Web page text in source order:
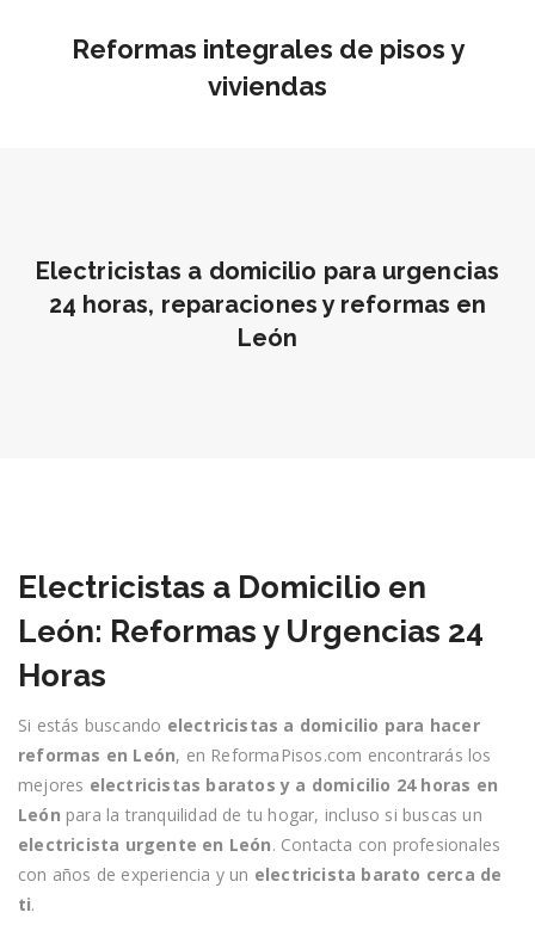
Reformas integrales de pisos y
viviendas
Electricistas a domicilio para urgencias
24 horas, reparaciones y reformas en
León
Electricistas a Domicilio en
León: Reformas y Urgencias 24
Horas
Si estás buscando electricistas a domicilio para hacer
reformas en León, en ReformaPisos.com encontrarás los
mejores electricistas baratos y a domicilio 24 horas en
León para la tranquilidad de tu hogar, incluso si buscas un
electricista urgente en León. Contacta con profesionales
con años de experiencia y un electricista barato cerca de
ti.